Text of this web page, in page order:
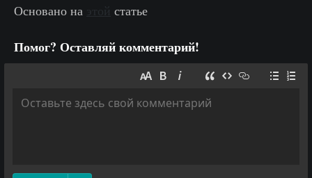
Основано на статье
Помог? Оставляй комментарий!